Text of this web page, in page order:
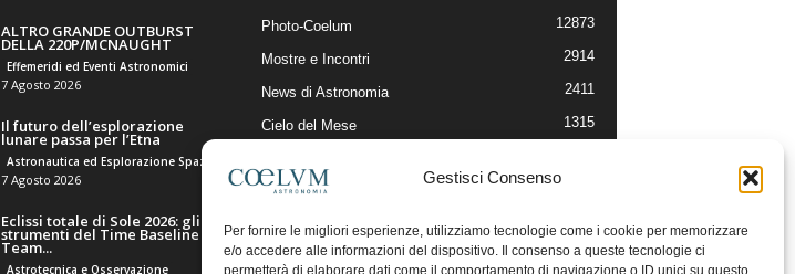
Gestisci Consenso
Per fornire le migliori esperienze, utilizziamo tecnologie come i cookie per memorizzare
e/o accedere alle informazioni del dispositivo. Il consenso a queste tecnologie ci
permetterà di elaborare dati come il comportamento di navigazione o ID unici su questo
ALTRO GRANDE OUTBURST
DELLA 220P/MCNAUGHT
Effemeridi ed Eventi Astronomici
7 Agosto 2026
Il futuro dell’esplorazione
lunare passa per l’Etna
7 Agosto 2026
Eclissi totale di Sole 2026: gli
strumenti del Time Baseline
Team...
Astrotecnica e Osservazione
Photo-Coelum 12873
Mostre e Incontri 2914
News di Astronomia 2411
Cielo del Mese 1315
Articoli e Risorse On-Line
Il Blog della Redazione